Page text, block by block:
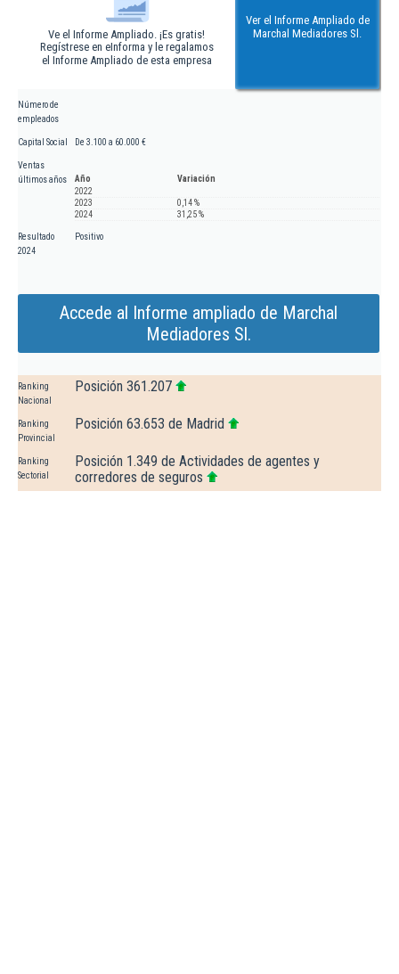
Ve el Informe Ampliado. ¡Es gratis!
Regístrese en eInforma y le regalamos
el Informe Ampliado de esta empresa
Ver el Informe Ampliado de
Marchal Mediadores Sl.
Número de
empleados
Capital Social De 3.100 a 60.000 €
Ventas
últimos años
Año
Variación
2022
2023
0,14 %
2024
31,25 %
Resultado
2024
Positivo
Accede al Informe ampliado de Marchal
Mediadores Sl.
Ranking
Nacional
Posición 361.207
Ranking
Provincial
Posición 63.653 de Madrid
Ranking
Sectorial
Posición 1.349 de Actividades de agentes y
corredores de seguros